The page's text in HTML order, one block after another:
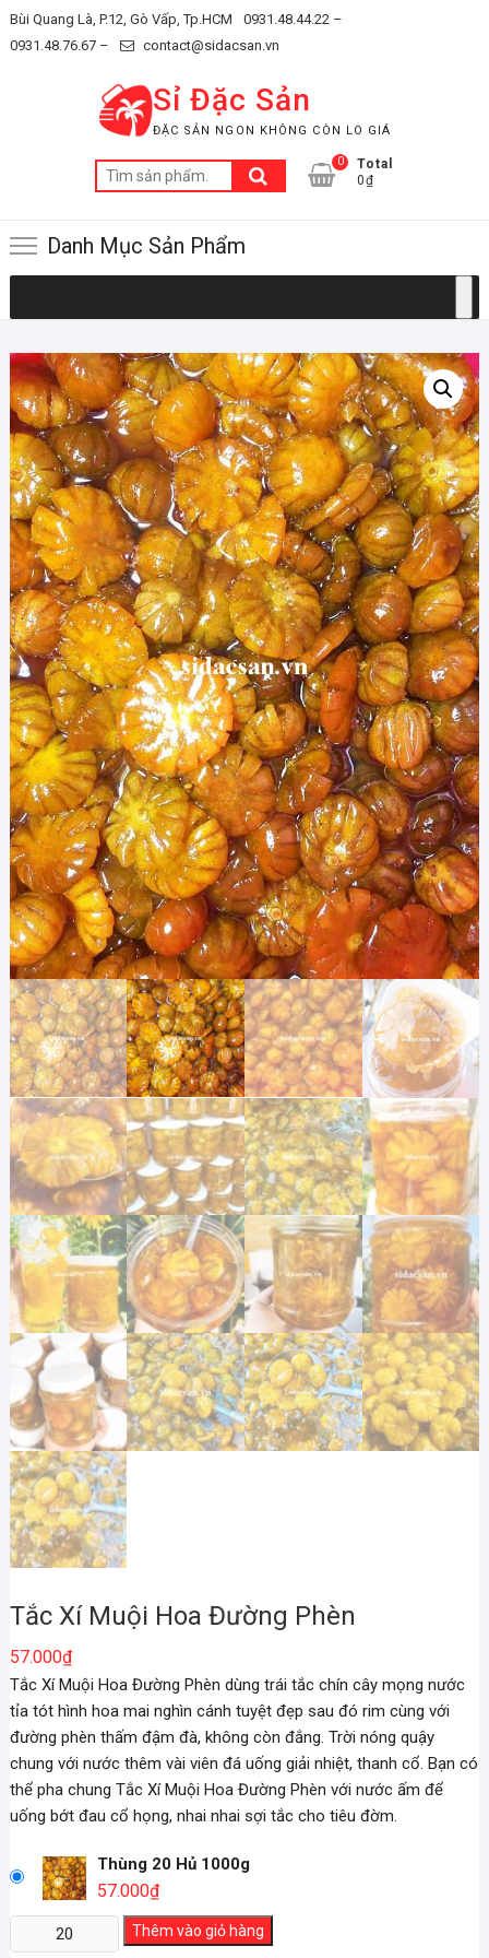
Skip
to
Bùi Quang Là, P.12, Gò Vấp, Tp.HCM
0931.48.44.22 –
0931.48.76.67 –
contact@sidacsan.vn
Sỉ Đặc Sản
ĐẶC SẢN NGON KHÔNG CÒN LO GIÁ
Tìm
kiếm:
0
Total
0₫
Danh Mục Sản Phẩm
Tắc Xí Muội Hoa Đường Phèn
57.000₫
Tắc Xí Muội Hoa Đường Phèn dùng trái tắc chín cây mọng nước
tỉa tót hình hoa mai nghìn cánh tuyệt đẹp sau đó rim cùng với
đường phèn thấm đậm đà, không còn đắng. Trời nóng quậy
chung với nước thêm vài viên đá uống giải nhiệt, thanh cổ. Bạn có
thể pha chung Tắc Xí Muội Hoa Đường Phèn với nước ấm để
uống bớt đau cổ họng, nhai nhai sợi tắc cho tiêu đờm.
Thùng 20 Hủ 1000g
57.000₫
Xí
Thêm vào giỏ hàng